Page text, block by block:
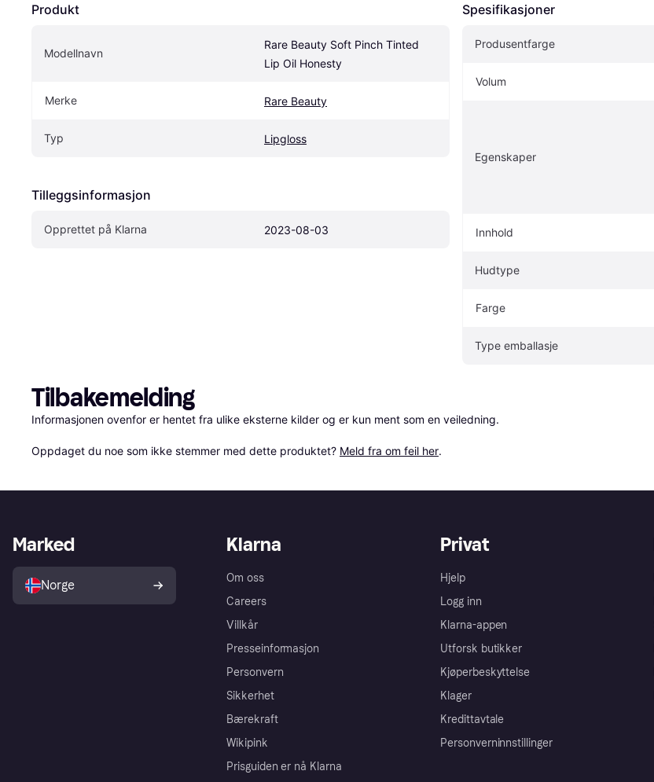
Produkt
Modellnavn
Rare Beauty Soft Pinch Tinted
Lip Oil Honesty
Merke Rare Beauty
Typ Lipgloss
Tilleggsinformasjon
Opprettet på Klarna 2023-08-03
Spesifikasjoner
Produsentfarge
Volum
Egenskaper
Innhold
Hudtype
Farge
Type emballasje
Tilbakemelding
Informasjonen ovenfor er hentet fra ulike eksterne kilder og er kun ment som en veiledning.
Oppdaget du noe som ikke stemmer med dette produktet? Meld fra om feil her.
Klarna
Om oss
Careers
Villkår
Presseinformasjon
Personvern
Sikkerhet
Bærekraft
Wikipink
Prisguiden er nå Klarna
Privat
Hjelp
Logg inn
Klarna-appen
Utforsk butikker
Kjøperbeskyttelse
Klager
Kredittavtale
Personverninnstillinger
Marked
Norge